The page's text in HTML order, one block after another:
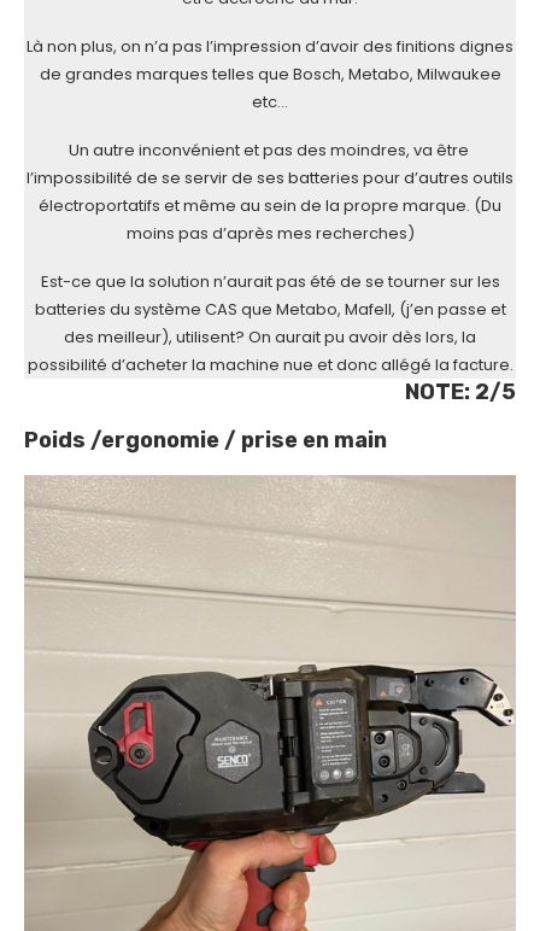
Là non plus, on n’a pas l’impression d’avoir des finitions dignes
de grandes marques telles que Bosch, Metabo, Milwaukee
etc…
Un autre inconvénient et pas des moindres, va être
l’impossibilité de se servir de ses batteries pour d’autres outils
électroportatifs et même au sein de la propre marque. (Du
moins pas d’après mes recherches)
Est-ce que la solution n’aurait pas été de se tourner sur les
batteries du système CAS que Metabo, Mafell, (j’en passe et
des meilleur), utilisent? On aurait pu avoir dès lors, la
possibilité d’acheter la machine nue et donc allégé la facture.
NOTE: 2/5
Poids /ergonomie / prise en main